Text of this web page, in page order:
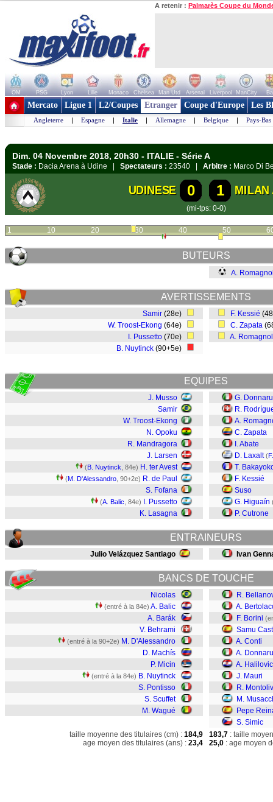
A retenir : Palmarès Coupe du
OM PSG Lyon Lille Monaco Chelsea Man Utd Arsenal Liverpool ManCity
+ de clubs
Mercato Ligue 1 L2/Coupes Etranger Coupe d'Europe Les
Angleterre | Espagne | Italie | Allemagne | Belgique | Pays-Bas
Dim. 04 Novembre 2018, 20h30 - ITALIE - Série A
Stade : Dacia Arena à Udine | Spectateurs : 23540 | Arbitre : Marco Di
UDINESE 0 1 MILAN
(mi-tps: 0-0)
1 10 20 30 40 50
BUTEURS
A.
AVERTISSEMENTS
Samir (28e)
W. Troost-Ekong (64e)
I. Pussetto (70e)
B. Nuytinck (90+5e)
F. Kessié
C. Zapata
A.
EQUIPES
J. Musso
Samir
W. Troost-Ekong
N. Opoku
R. Mandragora
J. Larsen
(B. Nuytinck , 84e) H. ter Avest
(M. D'Alessandro , 90+2e) R. de Paul
S. Fofana
(A. Balic , 84e)
I. Pussetto
K. Lasagna
G.
R.
A.
C. Zapata
I. Abate
D. Laxalt (
T.
F. Kessié
Suso
G. Higuaín
P. Cutrone
ENTRAINEURS
Julio Velázquez Santiago Ivan
BANCS DE TOUCHE
Nicolas
(entré à la 84e) A. Balic
A. Barák
V. Behrami
(entré à la 90+2e) M. D'Alessandro
D. Machís
P. Micin
(entré à la 84e) B. Nuytinck
S. Pontisso
S. Scuffet
M. Wagué
R.
A.
F. Borini
Samu
A. Conti
A.
A. Halilovic
J. Mauri
R.
M.
Pepe
S. Simic
taille moyenne des titulaires (cm) : 184,9
age moyen des titulaires (ans) : 23,4
183,7 : taille
25,0 : age moyen